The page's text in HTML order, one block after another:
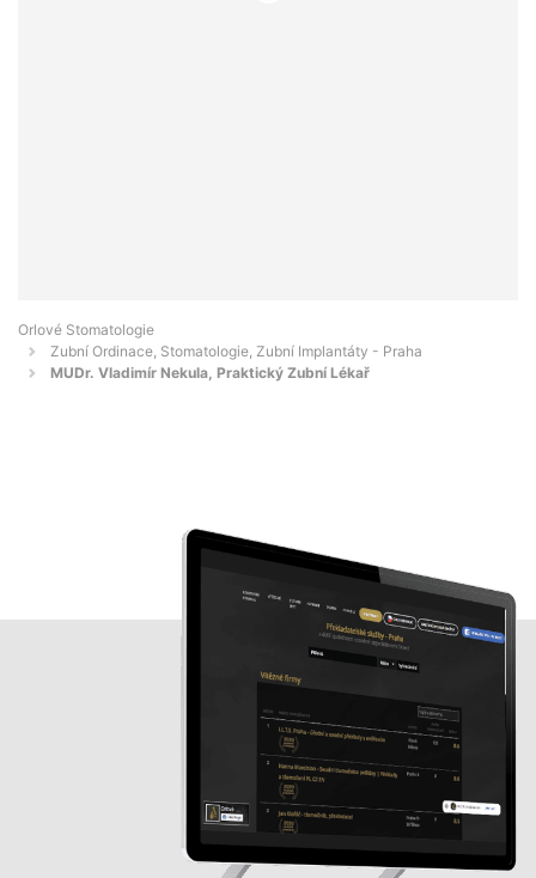
Orlové Stomatologie
Zubní Ordinace, Stomatologie, Zubní Implantáty - Praha
MUDr. Vladimír Nekula, Praktický Zubní Lékař